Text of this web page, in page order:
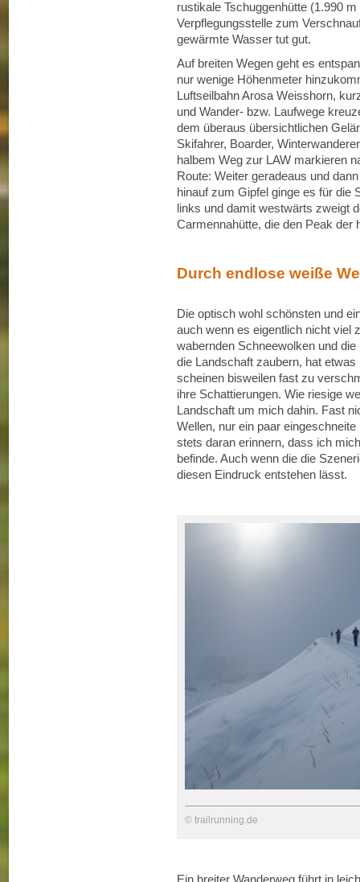
rustikale Tschuggenhütte (1.990
Verpflegungsstelle zum
gewärmte Wasser tut gut.
Auf breiten Wegen geht es
nur wenige Höhenmeter
Luftseilbahn Arosa Weisshorn,
und Wander- bzw. Laufwege
dem überaus übersichtlichen
Skifahrer, Boarder,
halbem Weg zur LAW markieren
Route: Weiter geradeaus und
hinauf zum Gipfel ginge es für die
links und damit westwärts zweigt
Carmennahütte, die den Peak
Durch endlose weiße
Die optisch wohl schönsten und
auch wenn es eigentlich nicht viel
wabernden Schneewolken und
die Landschaft zaubern, hat
scheinen bisweilen fast zu
ihre Schattierungen. Wie riesige
Landschaft um mich dahin. Fast
Wellen, nur ein paar
stets daran erinnern, dass ich
befinde. Auch wenn die die
diesen Eindruck entstehen lässt.
© trailrunning.de
Ein breiter Wanderweg führt in